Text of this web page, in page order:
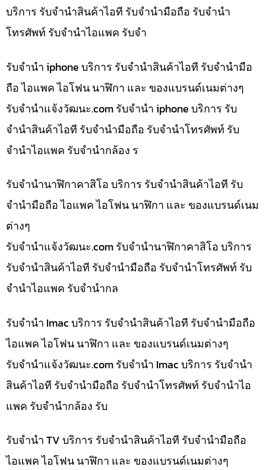
บริการ รับจำนำสินค้าไอที รับจำนำมือถือ รับจำนำ
โทรศัพท์ รับจำนำไอแพค รับจำ
รับจำนำ iphone บริการ รับจำนำสินค้าไอที รับจำนำมือ
ถือ ไอแพค ไอโฟน นาฬิกา และ ของแบรนด์เนมต่างๆ
รับจํานําแจ้งวัฒนะ.com รับจำนำ iphone บริการ รับ
จำนำสินค้าไอที รับจำนำมือถือ รับจำนำโทรศัพท์ รับ
จำนำไอแพค รับจำนำกล้อง ร
รับจำนำนาฬิกาคาสิโอ บริการ รับจำนำสินค้าไอที รับ
จำนำมือถือ ไอแพค ไอโฟน นาฬิกา และ ของแบรนด์เนม
ต่างๆ
รับจํานําแจ้งวัฒนะ.com รับจำนำนาฬิกาคาสิโอ บริการ
รับจำนำสินค้าไอที รับจำนำมือถือ รับจำนำโทรศัพท์ รับ
จำนำไอแพค รับจำนำกล
รับจำนำ Imac บริการ รับจำนำสินค้าไอที รับจำนำมือถือ
ไอแพค ไอโฟน นาฬิกา และ ของแบรนด์เนมต่างๆ
รับจํานําแจ้งวัฒนะ.com รับจำนำ Imac บริการ รับจำนำ
สินค้าไอที รับจำนำมือถือ รับจำนำโทรศัพท์ รับจำนำไอ
แพค รับจำนำกล้อง รับ
รับจำนำ TV บริการ รับจำนำสินค้าไอที รับจำนำมือถือ
ไอแพค ไอโฟน นาฬิกา และ ของแบรนด์เนมต่างๆ